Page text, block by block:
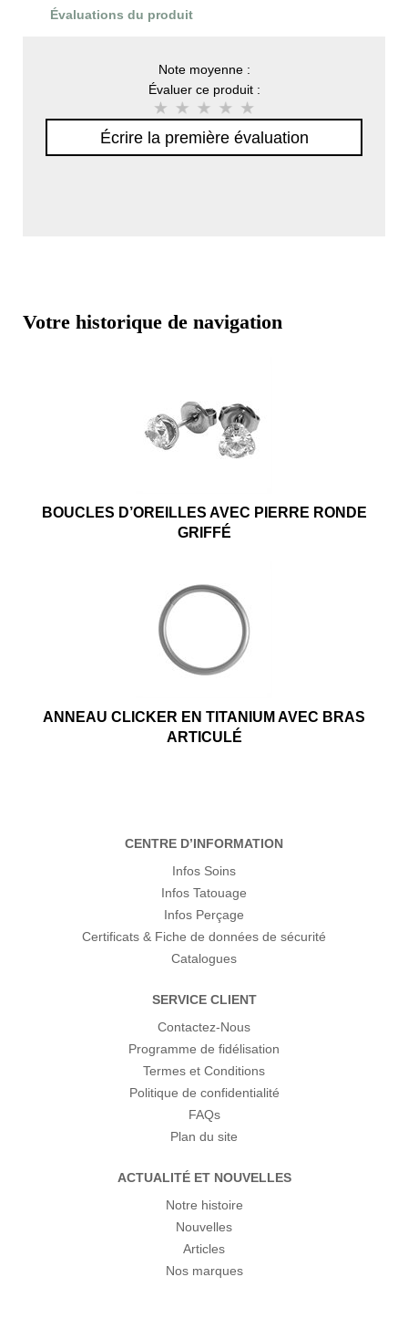
Évaluations du produit
Note moyenne :
Évaluer ce produit :
Écrire la première évaluation
Votre historique de navigation
BOUCLES D’OREILLES AVEC PIERRE RONDE
GRIFFÉ
ANNEAU CLICKER EN TITANIUM AVEC BRAS
ARTICULÉ
CENTRE D’INFORMATION
Infos Soins
Infos Tatouage
Infos Perçage
Certificats & Fiche de données de sécurité
Catalogues
SERVICE CLIENT
Contactez-Nous
Programme de fidélisation
Termes et Conditions
Politique de confidentialité
FAQs
Plan du site
ACTUALITÉ ET NOUVELLES
Notre histoire
Nouvelles
Articles
Nos marques